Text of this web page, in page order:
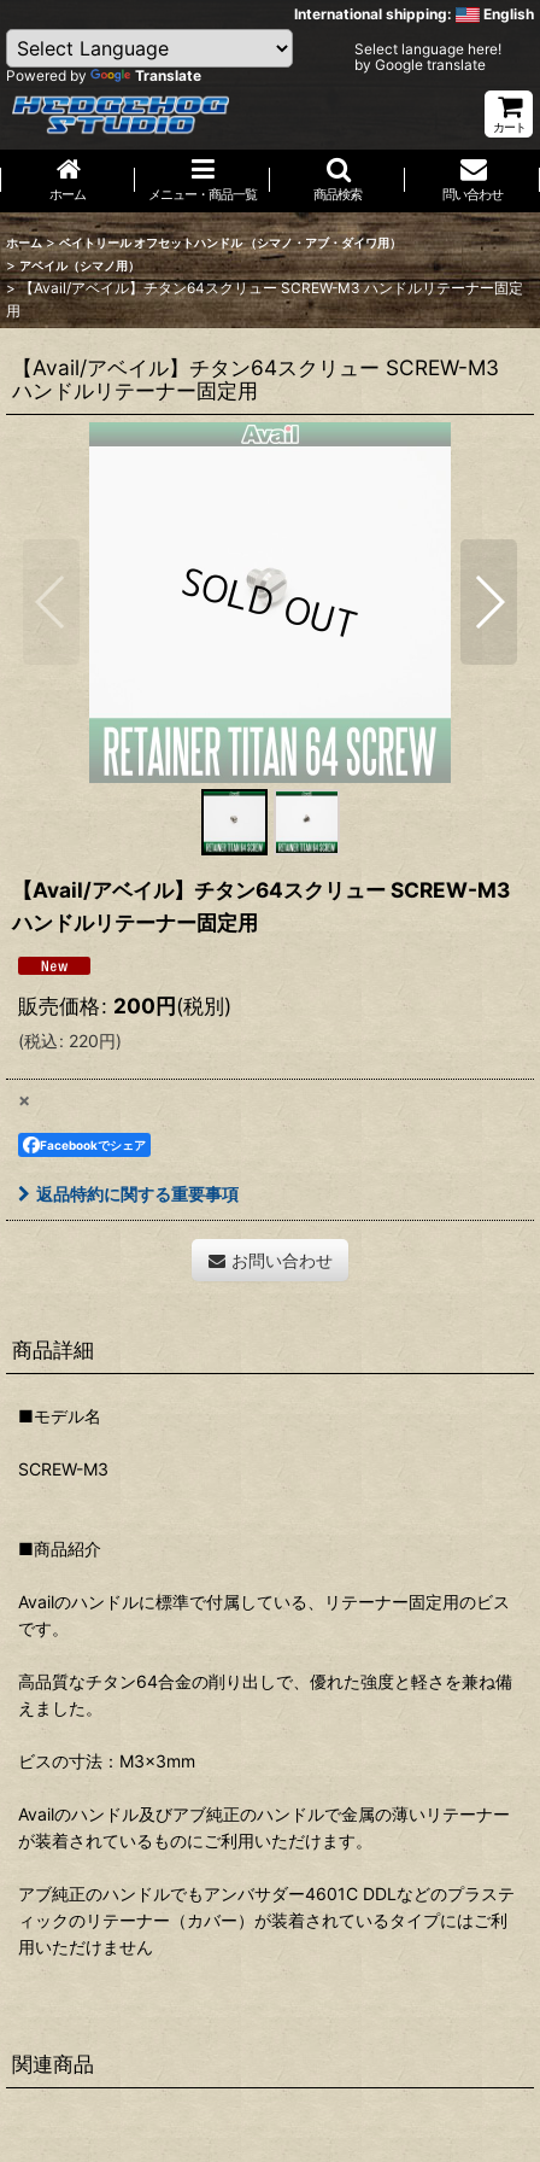
International shipping: English
Powered by Translate
Select language here!
by Google translate
カート
ホーム メニュー・商品一覧 商品検索 問い合わせ
ホーム > ベイトリール オフセットハンドル （シマノ・アブ・ダイワ用）
> アベイル（シマノ用）
> 【Avail/アベイル】チタン64スクリュー SCREW-M3 ハンドルリテーナー固定
用
【Avail/アベイル】チタン64スクリュー SCREW-M3
ハンドルリテーナー固定用
【Avail/アベイル】チタン64スクリュー SCREW-M3
ハンドルリテーナー固定用
販売価格: 200円(税別)
(税込: 220円)
×
Facebookでシェア
返品特約に関する重要事項
お問い合わせ
商品詳細
■モデル名
SCREW-M3
■商品紹介
Availのハンドルに標準で付属している、リテーナー固定用のビス
です。
高品質なチタン64合金の削り出しで、優れた強度と軽さを兼ね備
えました。
ビスの寸法：M3×3mm
Availのハンドル及びアブ純正のハンドルで金属の薄いリテーナー
が装着されているものにご利用いただけます。
アブ純正のハンドルでもアンバサダー4601C DDLなどのプラステ
ィックのリテーナー（カバー）が装着されているタイプにはご利
用いただけません
関連商品